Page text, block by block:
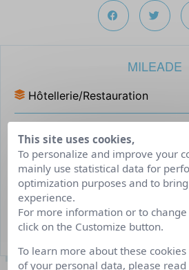
MILEADE
Hôtellerie/Restauration
Job d’été/job hiver
Juillet/Août 2022 (entre 2 et 3
établissements)
3 poste(s) à pourvoir
This site uses cookies,
To personalize and improve your
mainly use statistical data for
optimization purposes and to
experience.
For more information or to
click on the Customize button.
To learn more about these
of your personal data, please